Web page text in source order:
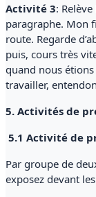
Activité 3:
paragraphe. Mon
route. Regarde
puis, cours très
quand nous étions
travailler,
5. Activités de
5.1 Activité de
Par groupe de
exposez devant